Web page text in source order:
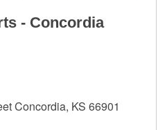
- Concordia
Concordia, KS 66901